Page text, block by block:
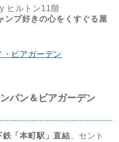
ヒルトン11階
ンプ好きの心をくすぐる屋
・ビアガーデン
パン＆ビアガーデン
鉄「本町駅」直結 、セント